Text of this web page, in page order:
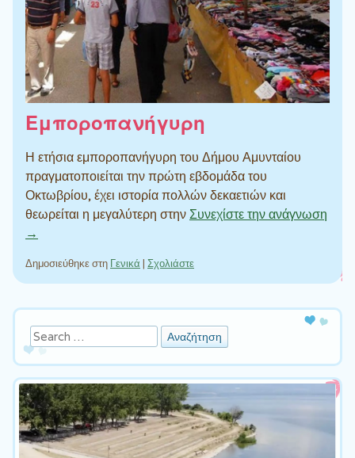
Εμποροπανήγυρη
Η ετήσια εμποροπανήγυρη του Δήμου Αμυνταίου
πραγματοποιείται την πρώτη εβδομάδα του
Οκτωβρίου, έχει ιστορία πολλών δεκαετιών και
θεωρείται η μεγαλύτερη στηνΣυνεχίστε την ανάγνωση
→
Δημοσιεύθηκε στη Γενικά | Σχολιάστε
Πλοήγηση άρθρων
Αναζήτηση